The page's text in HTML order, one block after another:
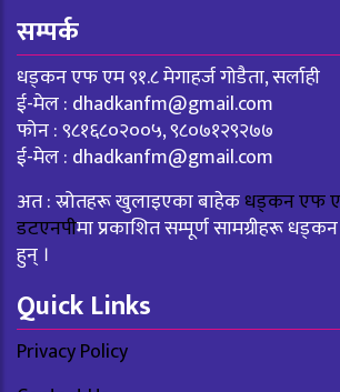
सम्पर्क
धड्कन एफ एम ९१.८ मेगाहर्ज गोडैता, सर्लाही
ई-मेल : dhadkanfm@gmail.com
फोन : ९८१६८०२००५, ९८०७१२९२७७
ई-मेल : dhadkanfm@gmail.com
अत : स्रोतहरू खुलाइएका बाहेकधड्कन एफ
डटएनपीमा प्रकाशित सम्पूर्ण सामग्रीहरू
हुन् ।
Quick Links
Privacy Policy